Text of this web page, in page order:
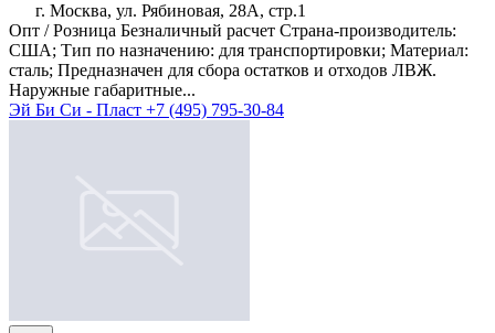
г. Москва, ул. Рябиновая, 28А, стр.1
Опт / Розница Безналичный расчет Страна-производитель:
США; Тип по назначению: для транспортировки; Материал:
сталь; Предназначен для сбора остатков и отходов ЛВЖ.
Наружные габаритные...
Эй Би Си - Пласт +7 (495) 795-30-84